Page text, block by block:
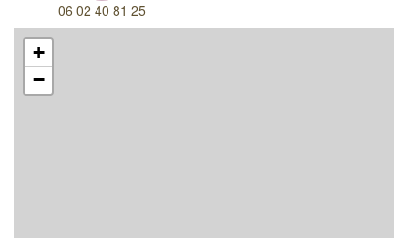
06 02 40 81 25
+
−